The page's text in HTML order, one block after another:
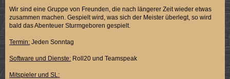
Wir sind eine Gruppe von Freunden, die nach längerer Zeit wieder etwas
zusammen machen. Gespielt wird, was sich der Meister überlegt, so wird
bald das Abenteuer Sturmgeboren gespielt.
Termin: Jeden Sonntag
Software und Dienste: Roll20 und Teamspeak
Mitspieler und SL: